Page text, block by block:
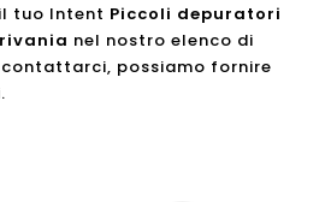
tuo Intent Piccoli depuratori
nel nostro elenco di
possiamo fornire